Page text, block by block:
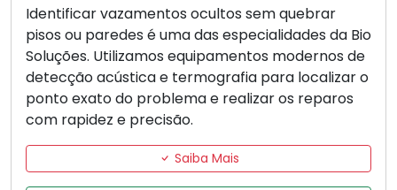
Identificar vazamentos ocultos sem quebrar
pisos ou paredes é uma das especialidades da Bio
Soluções. Utilizamos equipamentos modernos de
detecção acústica e termografia para localizar o
ponto exato do problema e realizar os reparos
com rapidez e precisão.
Saiba Mais